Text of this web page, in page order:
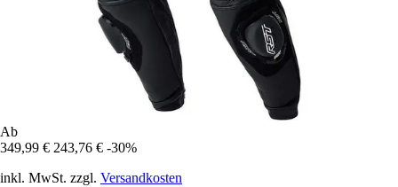
Ab
349,99 € 243,76 € -30%
inkl. MwSt. zzgl. Versandkosten